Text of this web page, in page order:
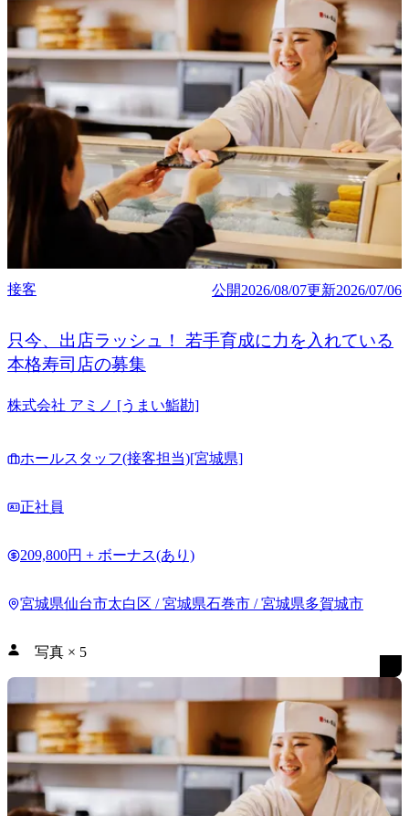
接客 公開2026/08/07更新2026/07/06
只今、出店ラッシュ！ 若手育成に力を入れている
本格寿司店の募集
株式会社 アミノ [うまい鮨勘]
ホールスタッフ(接客担当)[宮城県]
正社員
209,800円 + ボーナス(あり)
宮城県仙台市太白区 / 宮城県石巻市 / 宮城県多賀城市
写真 × 5